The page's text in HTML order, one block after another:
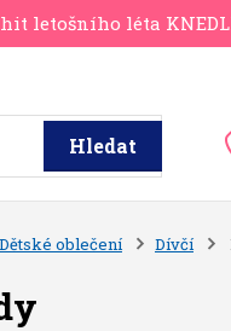
letošního léta
Hledat
Dětské oblečení Dívčí